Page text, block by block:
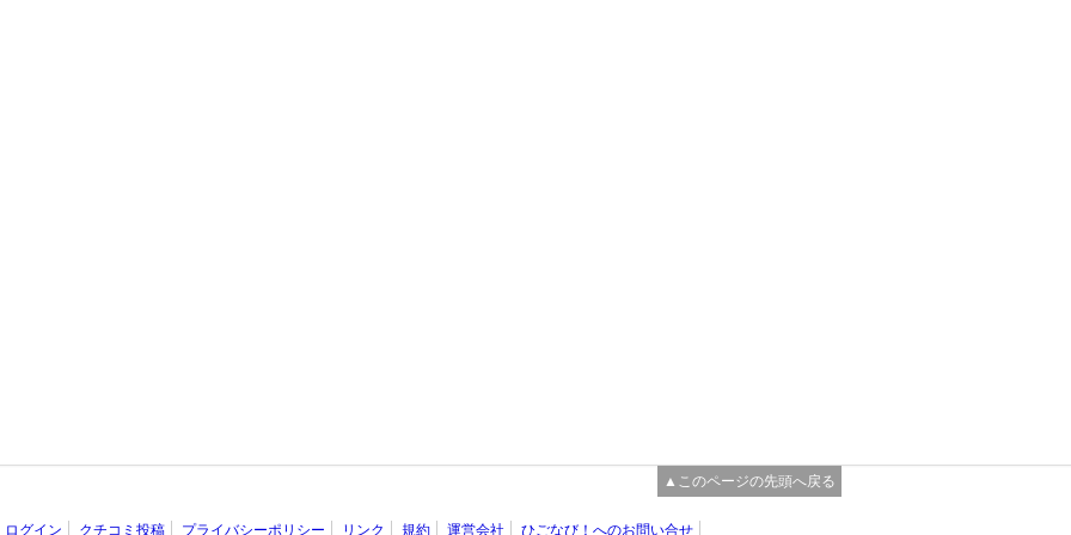
▲このページの先頭へ戻る
ログイン クチコミ投稿 プライバシーポリシー リンク 規約 運営会社 ひごなび！へのお問い合せ